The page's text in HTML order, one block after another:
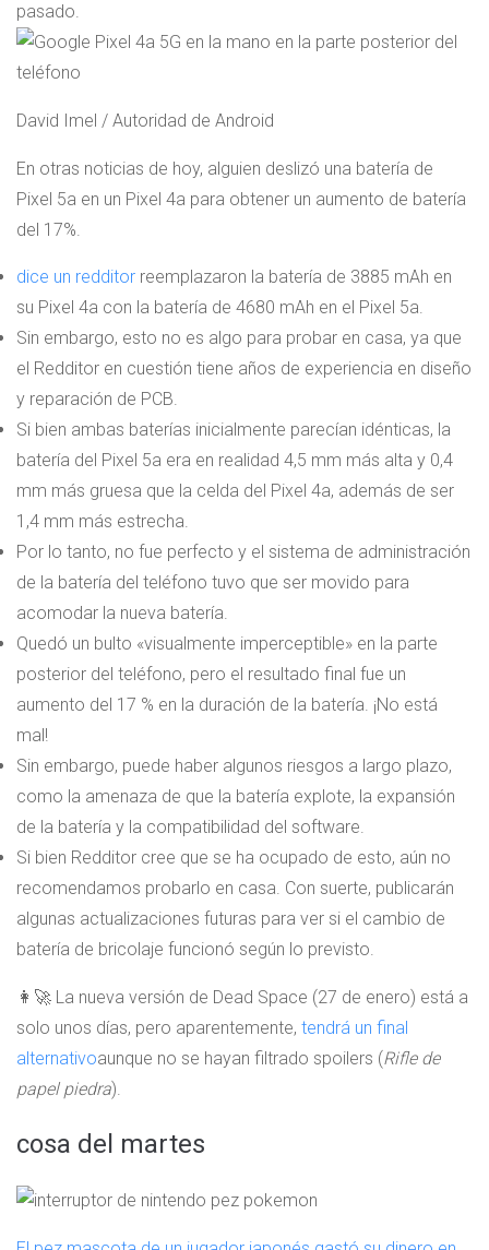
pasado.
David Imel / Autoridad de Android
En otras noticias de hoy, alguien deslizó una batería de
Pixel 5a en un Pixel 4a para obtener un aumento de batería
del 17%.
dice un redditor reemplazaron la batería de 3885 mAh en
su Pixel 4a con la batería de 4680 mAh en el Pixel 5a.
Sin embargo, esto no es algo para probar en casa, ya que
el Redditor en cuestión tiene años de experiencia en diseño
y reparación de PCB.
Si bien ambas baterías inicialmente parecían idénticas, la
batería del Pixel 5a era en realidad 4,5 mm más alta y 0,4
mm más gruesa que la celda del Pixel 4a, además de ser
1,4 mm más estrecha.
Por lo tanto, no fue perfecto y el sistema de administración
de la batería del teléfono tuvo que ser movido para
acomodar la nueva batería.
Quedó un bulto «visualmente imperceptible» en la parte
posterior del teléfono, pero el resultado final fue un
aumento del 17 % en la duración de la batería. ¡No está
mal!
Sin embargo, puede haber algunos riesgos a largo plazo,
como la amenaza de que la batería explote, la expansión
de la batería y la compatibilidad del software.
Si bien Redditor cree que se ha ocupado de esto, aún no
recomendamos probarlo en casa. Con suerte, publicarán
algunas actualizaciones futuras para ver si el cambio de
batería de bricolaje funcionó según lo previsto.
👩‍🚀 La nueva versión de Dead Space (27 de enero) está a
solo unos días, pero aparentemente, tendrá un final
alternativoaunque no se hayan filtrado spoilers (Rifle de
papel piedra).
cosa del martes